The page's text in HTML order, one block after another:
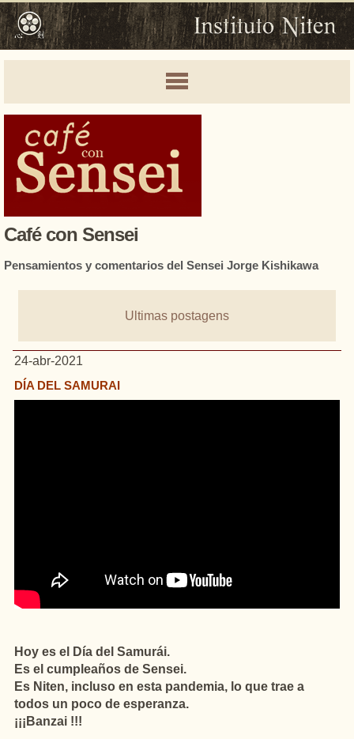
Café con Sensei
Pensamientos y comentarios del Sensei Jorge Kishikawa
Ultimas postagens
24-abr-2021
DÍA DEL SAMURAI
Hoy es el Día del Samurái.
Es el cumpleaños de Sensei.
Es Niten, incluso en esta pandemia, lo que trae a
todos un poco de esperanza.
¡¡¡Banzai !!!